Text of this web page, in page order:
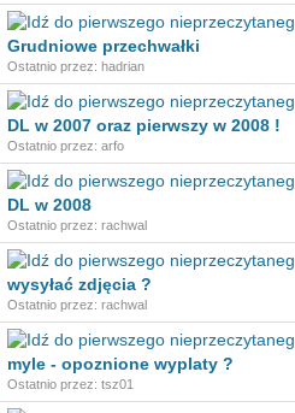
Grudniowe przechwałki
Ostatnio przez: hadrian
DL w 2007 oraz pierwszy w 2008 !
Ostatnio przez: arfo
DL w 2008
Ostatnio przez: rachwal
wysyłać zdjęcia ?
Ostatnio przez: rachwal
myle - opoznione wyplaty ?
Ostatnio przez: tsz01